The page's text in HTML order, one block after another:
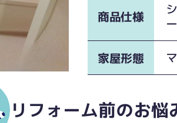
商品仕様
家屋形態
リフォーム前のお悩